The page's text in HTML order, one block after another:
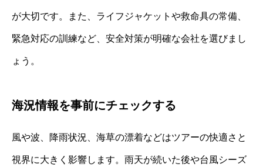
が大切です。また、ライフジャケットや救命具の常備、
緊急対応の訓練など、安全対策が明確な会社を選びまし
ょう。
海況情報を事前にチェックする
風や波、降雨状況、海草の漂着などはツアーの快適さと
視界に大きく影響します。雨天が続いた後や台風シーズ